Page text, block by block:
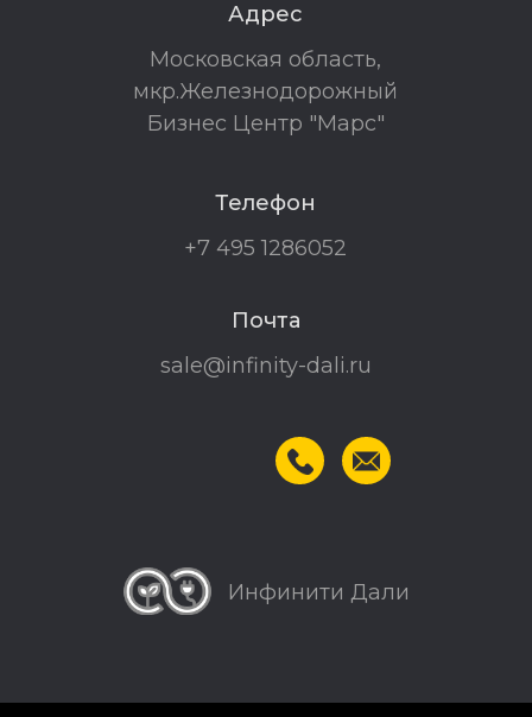
Адрес
Московская область,
мкр.Железнодорожный
Бизнес Центр "Марс"
Телефон
+7 495 1286052
Почта
sale@infinity-dali.ru
Инфинити Дали